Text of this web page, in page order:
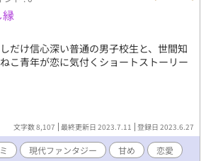
縁
だけ信心深い普通の男子校生と、世間知
こ青年が恋に気付くショートストーリー
文字数 8,107 最終更新日 2023.7.11 登録日 2023.6.27
現代ファンタジー 甘め 恋愛